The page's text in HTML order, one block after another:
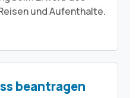
und Aufenthalte.
beantragen